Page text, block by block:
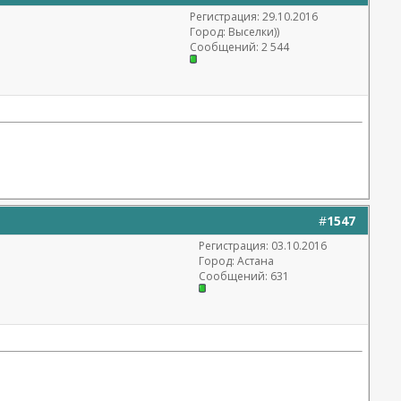
Регистрация: 29.10.2016
Город: Выселки))
Сообщений: 2 544
#1547
Регистрация: 03.10.2016
Город: Астана
Сообщений: 631